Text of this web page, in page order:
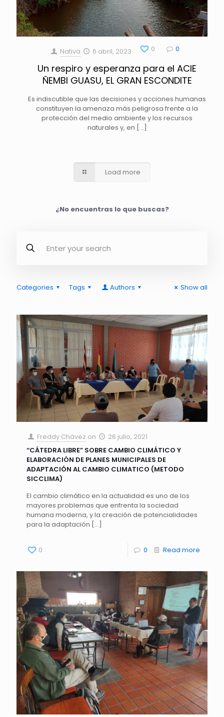
Nativa 6 abril, 2023 0 0
Un respiro y esperanza para el ACIE
ÑEMBI GUASU, EL GRAN ESCONDITE
Es indiscutible que las decisiones y acciones humanas
constituyen la amenaza más peligrosa frente a la
protección del medio ambiente y los recursos
naturales y, en […]
Load more
¿No encuentras lo que buscas?
Categories Tags Authors Show all
Freddy Chávez on
26 julio, 2021
“CÁTEDRA LIBRE” SOBRE CAMBIO CLIMÁTICO Y
ELABORACIÓN DE PLANES MUNICIPALES DE
ADAPTACIÓN AL CAMBIO CLIMATICO (METODO
SICCLIMA)
El cambio climático en la actualidad es uno de los
mayores problemas que enfrenta la sociedad
humana moderna, y la creación de potencialidades
para la adaptación […]
0 0 Read more